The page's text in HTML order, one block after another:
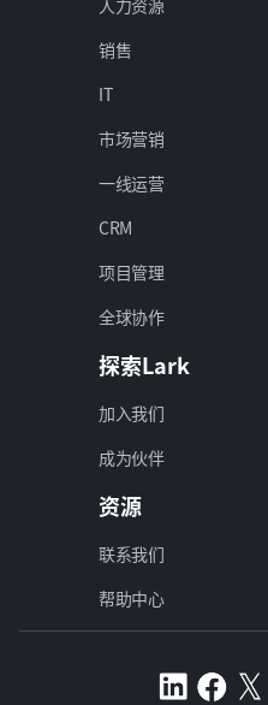
人力资源
销售
IT
市场营销
一线运营
CRM
项目管理
全球协作
探索Lark
加入我们
成为伙伴
资源
联系我们
帮助中心